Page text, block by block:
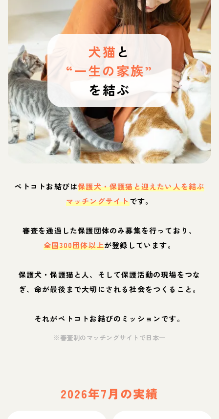
犬猫 と
“一生の家族”
を結ぶ
ペトコトお結びは保護犬・保護猫と迎えたい人を結ぶ
マッチングサイトです。
審査を通過した保護団体のみ募集を行っており、
全国300団体以上が登録しています。
保護犬・保護猫と人、そして保護活動の現場をつな
ぎ、命が最後まで大切にされる社会をつくること。
それがペトコトお結びのミッションです。
※審査制のマッチングサイトで日本一
2026年7月の実績